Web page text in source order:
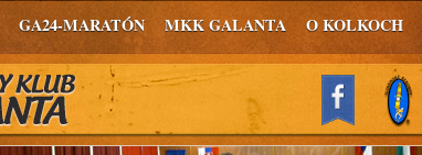
GA24-MARATÓN MKK GALANTA O KOLKOCH